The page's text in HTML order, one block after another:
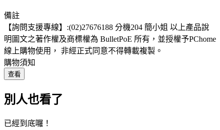
備註
【詢問支援專線】:(02)27676188 分機204 簡小姐 以上產品說
明圖文之著作權及商標權為 BulletPoE 所有，並授權予PChome
線上購物使用， 非經正式同意不得轉載複製。
購物須知
查看
別人也看了
已經到底囉！